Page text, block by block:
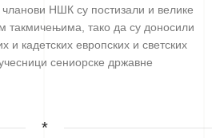
НШК су постизали и велике
такмичењима, тако да су доносили
кадетских европских и светских
сениорске државне
*